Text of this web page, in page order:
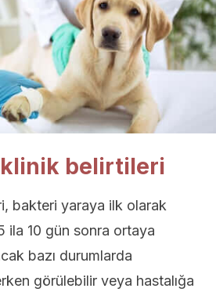
belirtileri
bakteri yaraya ilk olarak
ila 10 gün sonra ortaya
bazı durumlarda
görülebilir veya hastalığa